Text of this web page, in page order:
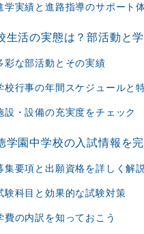
学実績と進路指導のサポート
生活の実態は？部活動と
彩な部活動とその実績
校行事の年間スケジュールと
設・設備の充実度をチェック
学園中学校の入試情報を完
集要項と出願資格を詳しく解説
験科目と効果的な試験対策
費の内訳を知っておこう